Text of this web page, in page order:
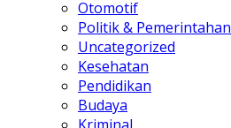
Otomotif
Politik & Pemerintahan
Uncategorized
Kesehatan
Pendidikan
Budaya